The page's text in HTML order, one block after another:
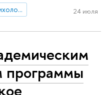
Магистерская программа «Психологическое сопровождение в сфере управления здоровьем и благополучием»
24 июля
программы